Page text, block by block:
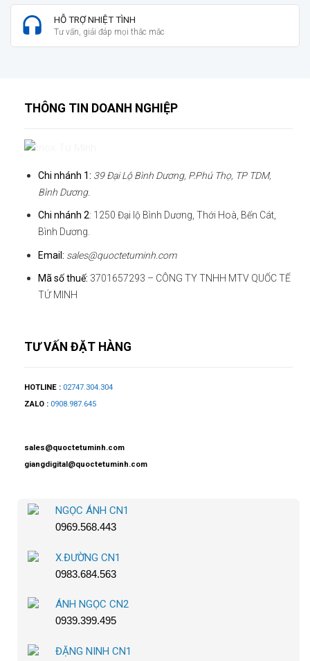
HỖ TRỢ NHIỆT TÌNH
Tư vấn, giải đáp mọi thắc mắc
THÔNG TIN DOANH NGHIỆP
Chi nhánh 1: 39 Đại Lộ Bình Dương, P.Phú Thọ, TP TDM,
Bình Dương.
Chi nhánh 2: 1250 Đại lộ Bình Dương, Thới Hoà, Bến Cát,
Bình Dương.
Email: sales@quoctetuminh.com
Mã số thuế: 3701657293 – CÔNG TY TNHH MTV QUỐC TẾ
TỨ MINH
TƯ VẤN ĐẶT HÀNG
HOTLINE : 02747.304.304
ZALO : 0908.987.645
sales@quoctetuminh.com
giangdigital@quoctetuminh.com
NGỌC ÁNH CN1
0969.568.443
X.ĐƯỜNG CN1
0983.684.563
ÁNH NGỌC CN2
0939.399.495
ĐẶNG NINH CN1